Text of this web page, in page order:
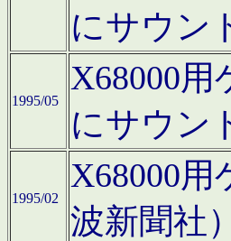
にサウン
1995/05
X68000
にサウン
1995/02
X68000
波新聞社